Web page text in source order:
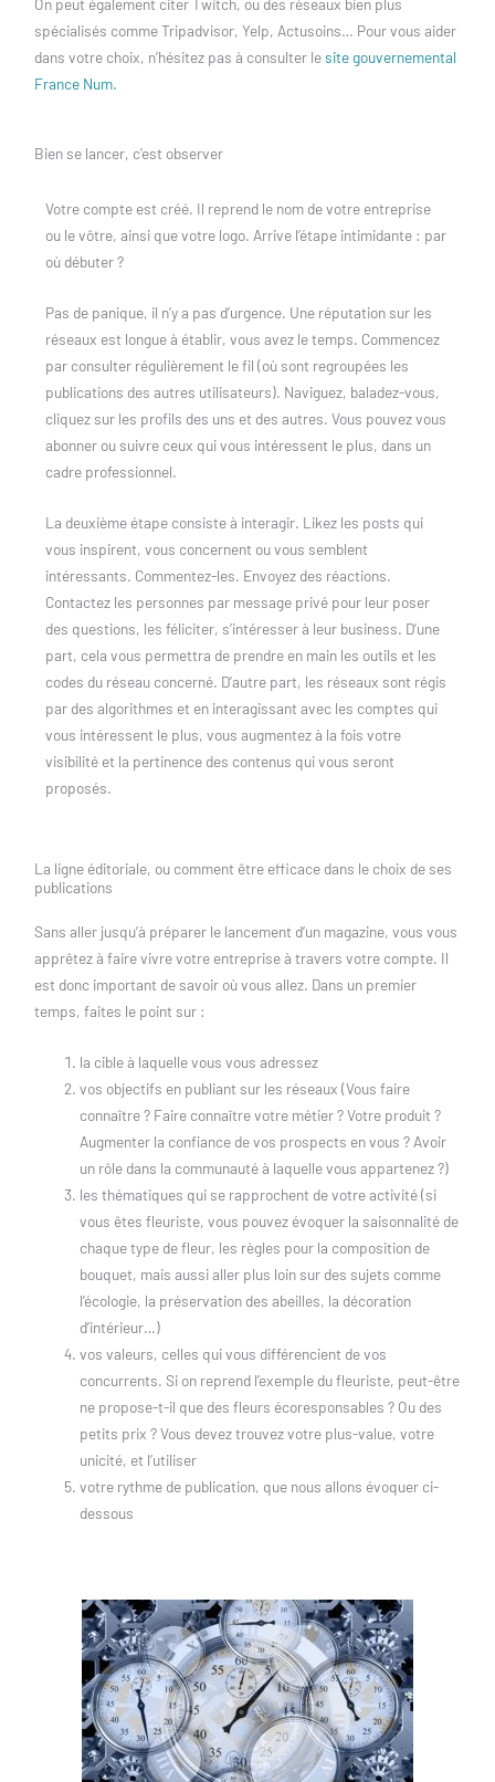
On peut également citer Twitch, ou des réseaux bien plus
spécialisés comme Tripadvisor, Yelp, Actusoins… Pour vous aider
dans votre choix, n’hésitez pas à consulter lesite gouvernemental
France Num.
Bien se lancer, c'est observer
Votre compte est créé. Il reprend le nom de votre entreprise
ou le vôtre, ainsi que votre logo. Arrive l’étape intimidante : par
où débuter ?
Pas de panique, il n’y a pas d’urgence. Une réputation sur les
réseaux est longue à établir, vous avez le temps. Commencez
par consulter régulièrement le fil (où sont regroupées les
publications des autres utilisateurs). Naviguez, baladez-vous,
cliquez sur les profils des uns et des autres. Vous pouvez vous
abonner ou suivre ceux qui vous intéressent le plus, dans un
cadre professionnel.
La deuxième étape consiste à interagir. Likez les posts qui
vous inspirent, vous concernent ou vous semblent
intéressants. Commentez-les. Envoyez des réactions.
Contactez les personnes par message privé pour leur poser
des questions, les féliciter, s’intéresser à leur business. D’une
part, cela vous permettra de prendre en main les outils et les
codes du réseau concerné. D’autre part, les réseaux sont régis
par des algorithmes et en interagissant avec les comptes qui
vous intéressent le plus, vous augmentez à la fois votre
visibilité et la pertinence des contenus qui vous seront
proposés.
La ligne éditoriale, ou comment être efficace dans le choix de ses
publications
Sans aller jusqu’à préparer le lancement d’un magazine, vous vous
apprêtez à faire vivre votre entreprise à travers votre compte. Il
est donc important de savoir où vous allez. Dans un premier
temps, faites le point sur :
la cible à laquelle vous vous adressez
vos objectifs en publiant sur les réseaux (Vous faire
connaître ? Faire connaître votre métier ? Votre produit ?
Augmenter la confiance de vos prospects en vous ? Avoir
un rôle dans la communauté à laquelle vous appartenez ?)
les thématiques qui se rapprochent de votre activité (si
vous êtes fleuriste, vous pouvez évoquer la saisonnalité de
chaque type de fleur, les règles pour la composition de
bouquet, mais aussi aller plus loin sur des sujets comme
l’écologie, la préservation des abeilles, la décoration
d’intérieur…)
vos valeurs, celles qui vous différencient de vos
concurrents. Si on reprend l’exemple du fleuriste, peut-être
ne propose-t-il que des fleurs écoresponsables ? Ou des
petits prix ? Vous devez trouvez votre plus-value, votre
unicité, et l’utiliser
votre rythme de publication, que nous allons évoquer ci-
dessous